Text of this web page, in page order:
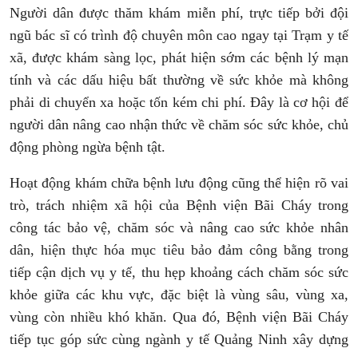
Người dân được thăm khám miễn phí, trực tiếp bởi đội
ngũ bác sĩ có trình độ chuyên môn cao ngay tại Trạm y tế
xã, được khám sàng lọc, phát hiện sớm các bệnh lý mạn
tính và các dấu hiệu bất thường về sức khỏe mà không
phải di chuyển xa hoặc tốn kém chi phí. Đây là cơ hội để
người dân nâng cao nhận thức về chăm sóc sức khỏe, chủ
động phòng ngừa bệnh tật.
Hoạt động khám chữa bệnh lưu động cũng thể hiện rõ vai
trò, trách nhiệm xã hội của Bệnh viện Bãi Cháy trong
công tác bảo vệ, chăm sóc và nâng cao sức khỏe nhân
dân, hiện thực hóa mục tiêu bảo đảm công bằng trong
tiếp cận dịch vụ y tế, thu hẹp khoảng cách chăm sóc sức
khỏe giữa các khu vực, đặc biệt là vùng sâu, vùng xa,
vùng còn nhiều khó khăn. Qua đó, Bệnh viện Bãi Cháy
tiếp tục góp sức cùng ngành y tế Quảng Ninh xây dựng